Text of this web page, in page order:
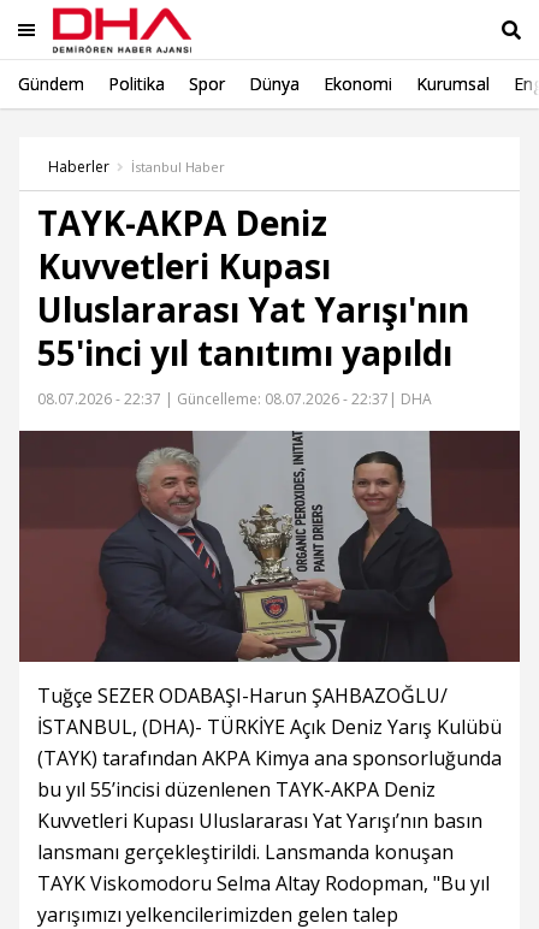
Gündem Politika Spor Dünya Ekonomi Kurumsal
Haberler İstanbul Haber
TAYK-AKPA Deniz
Kuvvetleri Kupası
Uluslararası Yat Yarışı'nın
55'inci yıl tanıtımı yapıldı
08.07.2026 - 22:37 | Güncelleme: 08.07.2026 - 22:37 | DHA
Tuğçe SEZER ODABAŞI-Harun ŞAHBAZOĞLU/
İSTANBUL, (DHA)- TÜRKİYE Açık Deniz Yarış Kulübü
(TAYK) tarafından AKPA Kimya ana sponsorluğunda
bu yıl 55’incisi düzenlenen TAYK-AKPA Deniz
Kuvvetleri Kupası Uluslararası Yat Yarışı’nın basın
lansmanı gerçekleştirildi. Lansmanda konuşan
TAYK Viskomodoru Selma Altay Rodopman, "Bu yıl
yarışımızı yelkencilerimizden gelen talep